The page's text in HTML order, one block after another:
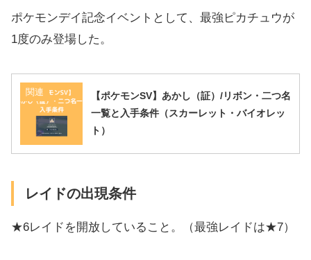
ポケモンデイ記念イベントとして、最強ピカチュウが
1度のみ登場した。
関連
【ポケモンSV】あかし（証）/リボン・二つ名
一覧と入手条件（スカーレット・バイオレッ
ト）
レイドの出現条件
★6レイドを開放していること。（最強レイドは★7）